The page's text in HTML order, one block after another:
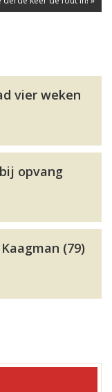
vier weken
opvang
(79)